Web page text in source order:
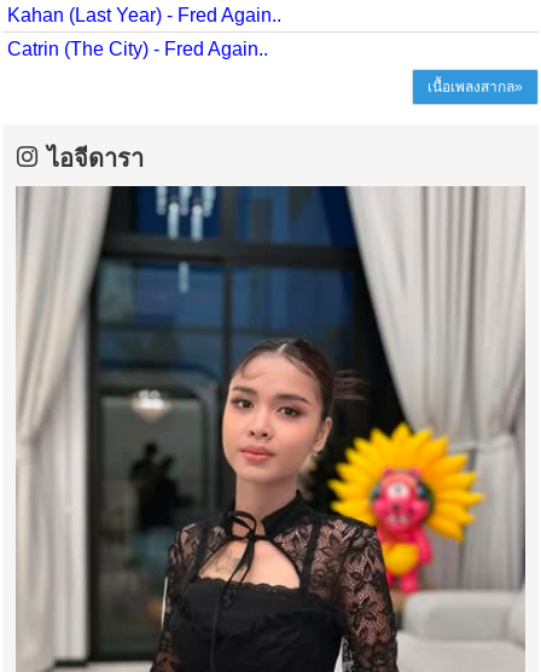
Kahan (Last Year) - Fred Again..
Catrin (The City) - Fred Again..
เนื้อเพลงสากล»
ไอจีดารา